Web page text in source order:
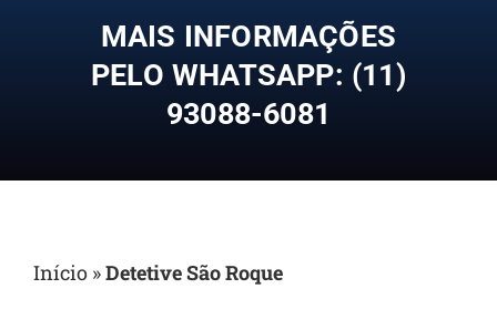
MAIS INFORMAÇÕES
PELO WHATSAPP: (11)
93088-6081
Início »Detetive São Roque